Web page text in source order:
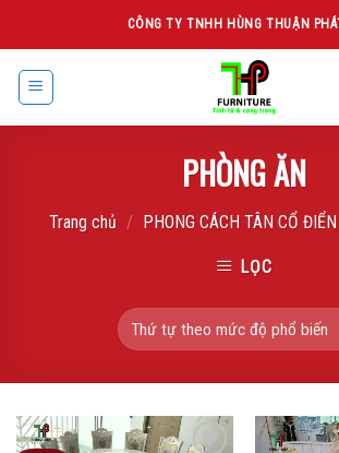
content
CÔNG TY TNHH HÙNG THUẬN
PHÒNG ĂN
Trang chủ / PHONG CÁCH TÂN CỔ ĐIỂN
LỌC